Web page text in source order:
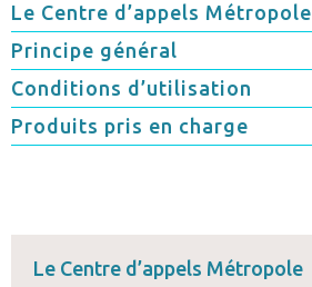
Le Centre d’appels Métropole
Principe général
Conditions d’utilisation
Produits pris en charge
Le Centre d’appels Métropole